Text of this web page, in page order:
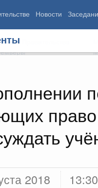
Новости
право
2018 13:30
Правительства
Демография
Здоровье
Культура